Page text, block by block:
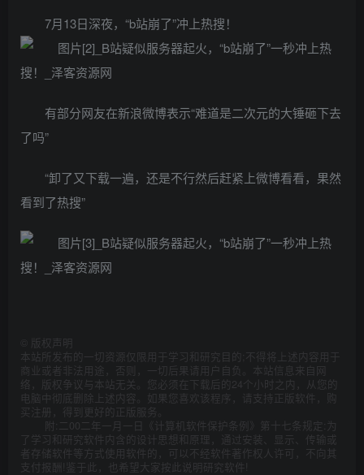
7月13日深夜，“b站崩了”冲上热搜！
有部分网友在新浪微博表示“难道是二次元的大锤砸下去
了吗”
“卸了又下载一遍，还是不行然后赶紧上微博看看，果然
看到了热搜”
版权声明
本站所发布的一切资源仅限用于学习和研究目的;不得将上述内容用于
商业或者非法用途，否则，一切后果请用户自负。本站信息来自网
络，版权争议与本站无关。您必须在下载后的24个小时之内，从您的
电脑中彻底删除上述内容。如果您喜欢该程序，请支持正版软件，购
买注册，得到更好的正版服务。
附:二00二年一月一日《计算机软件保护条例》第十七条规定:为
了学习和研究软件内含的设计思想和原理，通过安装、显示、传输或
者存储软件等方式使用软件的，可以不经软件著作权人许可，不向其
支付报酬!鉴于此，也希望大家按此说明研究软件!